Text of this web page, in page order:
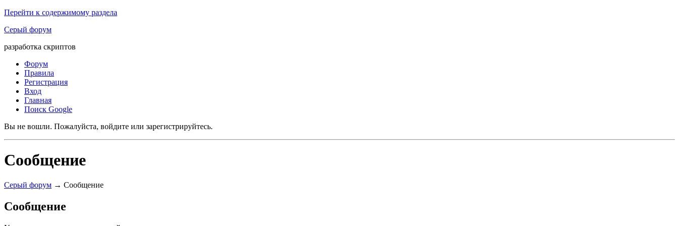
Перейти к содержимому раздела
Серый форум
разработка скриптов
Форум
Правила
Регистрация
Вход
Главная
Поиск Google
Вы не вошли. Пожалуйста, войдите или зарегистрируйтесь.
Сообщение
Серый форум → Сообщение
Сообщение